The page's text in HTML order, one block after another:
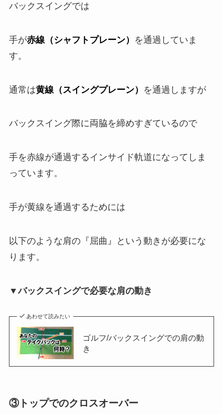
バックスイングでは
手が赤線（シャフトプレーン）
を通過していま
す。
通常は黄線（スイングプレーン） を通過しますが
バックスイング際に両脇を締めすぎているので
手を赤線が通過するインサイド軌道になってしま
っています。
手が黄線を通過するためには
以下のような肩の『屈曲』という動きが必要にな
ります。
▼バックスイングで必要な肩の動き
あわせて読みたい
ゴルフ/バックスイングでの肩の動
き
③トップでのクロスオーバー